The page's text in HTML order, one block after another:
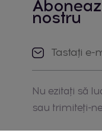
nostru
Nu ezitați să
sau trimiteți-